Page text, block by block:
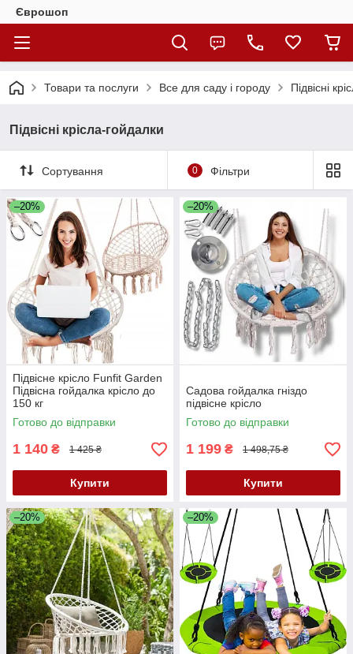
Єврошоп
Товари та послуги Все для саду і городу Підвісні
Підвісні крісла-гойдалки
Сортування 0 Фільтри
–20%
Підвісне крісло Funfit Garden
Підвісна гойдалка крісло до
150 кг
Готово до відправки
1 140 ₴ 1 425 ₴
Купити
–20%
Садова гойдалка гніздо
підвісне крісло
Готово до відправки
1 199 ₴ 1 498,75 ₴
Купити
–20% –20%